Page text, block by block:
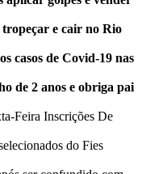
e cair no Rio
casos de Covid-19 nas
de 2 anos e obriga pai
Feira Inscrições De
do Fies